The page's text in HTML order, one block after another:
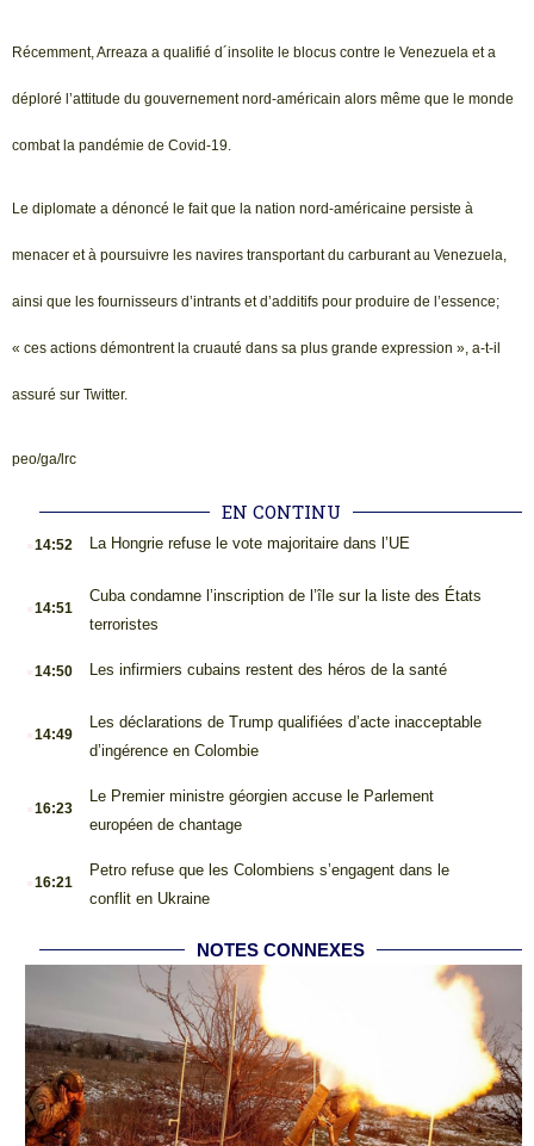
Récemment, Arreaza a qualifié d´insolite le blocus contre le Venezuela et a
déploré l’attitude du gouvernement nord-américain alors même que le monde
combat la pandémie de Covid-19.
Le diplomate a dénoncé le fait que la nation nord-américaine persiste à
menacer et à poursuivre les navires transportant du carburant au Venezuela,
ainsi que les fournisseurs d’intrants et d’additifs pour produire de l’essence;
« ces actions démontrent la cruauté dans sa plus grande expression », a-t-il
assuré sur Twitter.
peo/ga/lrc
EN CONTINU
14:52 La Hongrie refuse le vote majoritaire dans l’UE
14:51
Cuba condamne l’inscription de l’île sur la liste des États
terroristes
14:50 Les infirmiers cubains restent des héros de la santé
14:49
Les déclarations de Trump qualifiées d’acte inacceptable
d’ingérence en Colombie
16:23
Le Premier ministre géorgien accuse le Parlement
européen de chantage
16:21
Petro refuse que les Colombiens s’engagent dans le
conflit en Ukraine
NOTES CONNEXES